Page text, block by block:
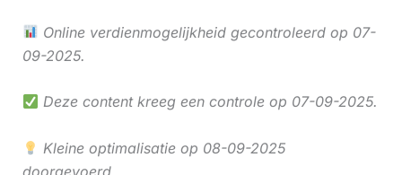
Online verdienmogelijkheid gecontroleerd op 07-
09-2025.
Deze content kreeg een controle op 07-09-2025.
Kleine optimalisatie op 08-09-2025
doorgevoerd.